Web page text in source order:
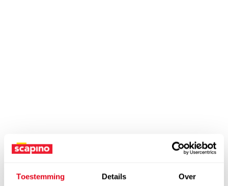
Toestemming Details Over